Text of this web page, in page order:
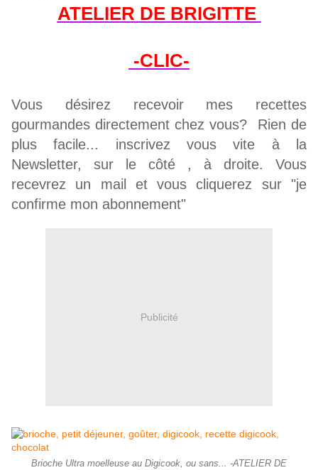
ATELIER DE BRIGITTE
-CLIC-
Vous désirez recevoir mes recettes
gourmandes directement chez vous? Rien de
plus facile... inscrivez vous vite à la
Newsletter, sur le côté , à droite. Vous
recevrez un mail et vous cliquerez sur"je
confirme mon abonnement"
Publicité
Brioche Ultra moelleuse au Digicook, ou sans... -ATELIER DE